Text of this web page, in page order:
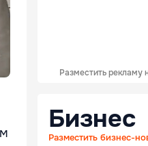
Разместить рекламу
Бизнес
Разместить бизнес-